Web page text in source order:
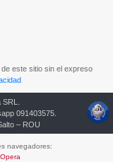
este sitio sin el expreso
091403575.
– ROU
navegadores:
Opera